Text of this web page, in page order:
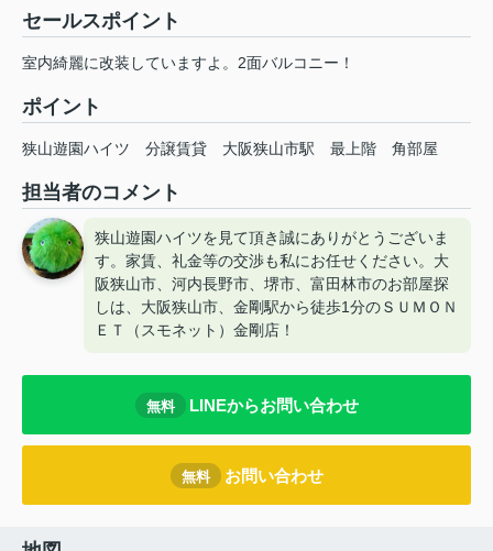
セールスポイント
室内綺麗に改装していますよ。2面バルコニー！
ポイント
狭山遊園ハイツ 分譲賃貸 大阪狭山市駅 最上階 角部屋
担当者のコメント
狭山遊園ハイツを見て頂き誠にありがとうございま
す。家賃、礼金等の交渉も私にお任せください。大
阪狭山市、河内長野市、堺市、富田林市のお部屋探
しは、大阪狭山市、金剛駅から徒歩1分のＳＵＭＯＮ
ＥＴ（スモネット）金剛店！
無料 LINEからお問い合わせ
無料 お問い合わせ